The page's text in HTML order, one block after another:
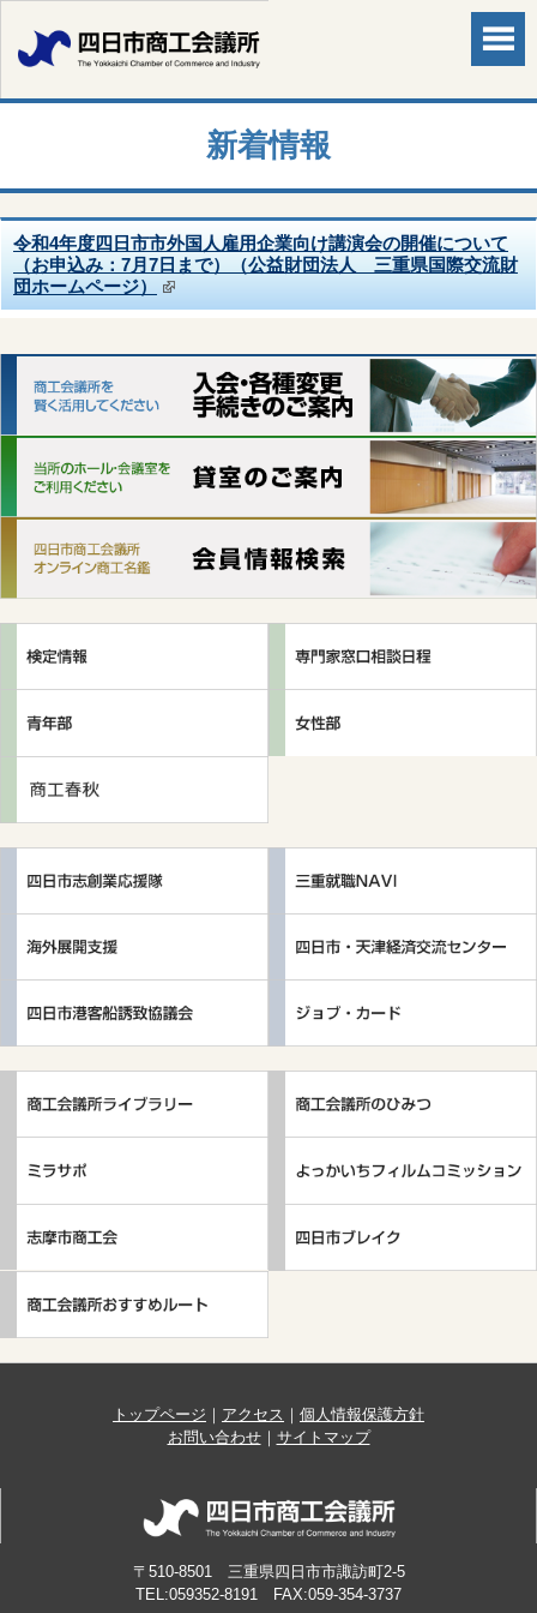
新着情報
令和4年度四日市市外国人雇用企業向け講演会の開催について
（お申込み：7月7日まで）（公益財団法人 三重県国際交流財
団ホームページ）
トップページ ｜ アクセス ｜ 個人情報保護方針
お問い合わせ｜ サイトマップ
〒510-8501 三重県四日市市諏訪町2-5
TEL:059352-8191 FAX:059-354-3737